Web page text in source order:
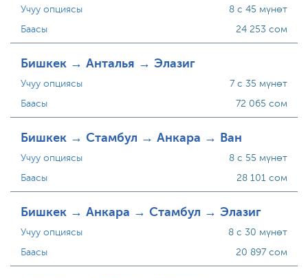
Учуу опциясы
Баасы
8 с 45 мүнөт
24 253 сом
Бишкек → Анталья → Элазиг
Учуу опциясы
Баасы
7 с 35 мүнөт
72 065 сом
Бишкек → Стамбул → Анкара → Ван
Учуу опциясы
Баасы
8 с 55 мүнөт
28 101 сом
Бишкек → Анкара → Стамбул → Элазиг
Учуу опциясы
Баасы
8 с 30 мүнөт
20 897 сом